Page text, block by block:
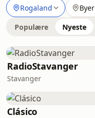
Rogaland Byer
Populære Nyeste
RadioStavanger
Stavanger
Clásico